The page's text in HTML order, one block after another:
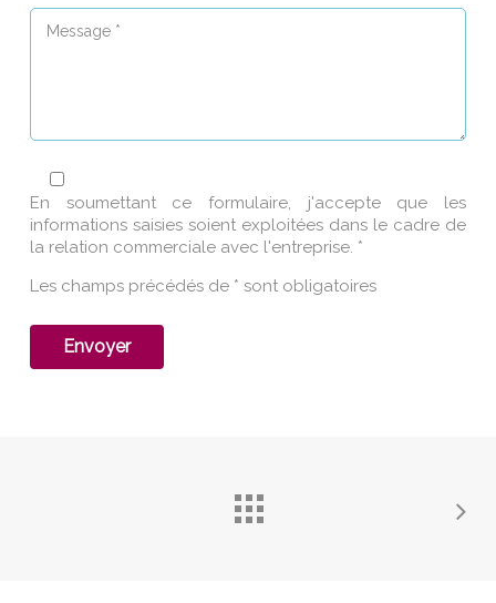
En soumettant ce formulaire, j'accepte que les
informations saisies soient exploitées dans le cadre de
la relation commerciale avec l'entreprise. *
Les champs précédés de * sont obligatoires